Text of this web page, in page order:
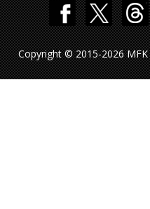
Copyright © 2015-2026